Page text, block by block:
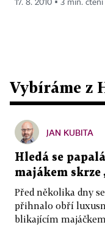
17. 8. 2010 ▪ 3 min. čtení
Vybíráme z
JAN KUBITA
Hledá se
majákem skrze
Před několika dny
přihnalo obří
blikajícím